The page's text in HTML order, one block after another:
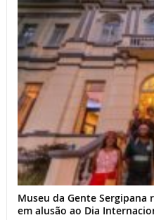
Museu da Gente Sergipana
em alusão ao Dia